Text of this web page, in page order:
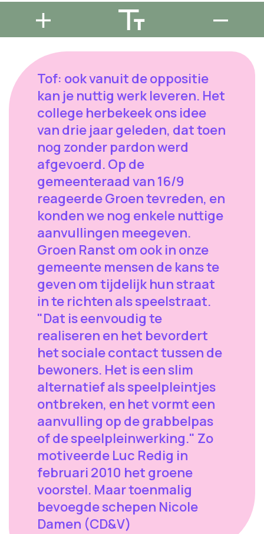
Tof: ook vanuit de oppositie
kan je nuttig werk leveren. Het
college herbekeek ons idee
van drie jaar geleden, dat toen
nog zonder pardon werd
afgevoerd. Op de
gemeenteraad van 16/9
reageerde Groen tevreden, en
konden we nog enkele nuttige
aanvullingen meegeven.
Groen Ranst om ook in onze
gemeente mensen de kans te
geven om tijdelijk hun straat
in te richten als speelstraat.
"Dat is eenvoudig te
realiseren en het bevordert
het sociale contact tussen de
bewoners. Het is een slim
alternatief als speelpleintjes
ontbreken, en het vormt een
aanvulling op de grabbelpas
of de speelpleinwerking." Zo
motiveerde Luc Redig in
februari 2010 het groene
voorstel. Maar toenmalig
bevoegde schepen Nicole
Damen (CD&V)